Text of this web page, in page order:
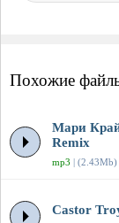
Похожие
Мари
Remix
mp3 | (2.43Mb)
Castor